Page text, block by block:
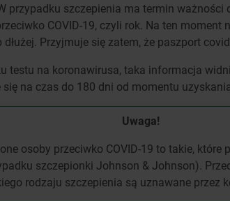
przypadku szczepienia ma termin ważności
COVID-19, czyli rok. Na ten
Przyjmuje się zatem, że paszport
testu na koronawirusa, taka informacja
na czas do 180 dni od momentu
Uwaga!
osoby przeciwko COVID-19 to takie, które
szczepionki Johnson & Johnson).
rodzaju szczepienia są uznawane przez